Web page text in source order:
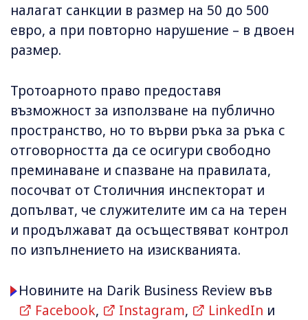
налагат санкции в размер на 50 до 500
евро, а при повторно нарушение – в двоен
размер.
Тротоарното право предоставя
възможност за използване на публично
пространство, но то върви ръка за ръка с
отговорността да се осигури свободно
преминаване и спазване на правилата,
посочват от Столичния инспекторат и
допълват, че служителите им са на терен
и продължават да осъществяват контрол
по изпълнението на изискванията.
Новините на Darik Business Review във
Facebook, Instagram, LinkedIn и